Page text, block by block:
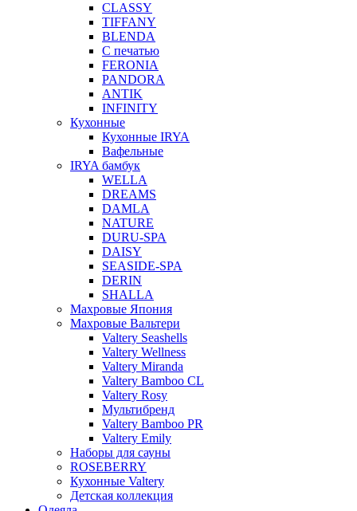
CLASSY
TIFFANY
BLENDA
С печатью
FERONIA
PANDORA
ANTIK
INFINITY
Кухонные
Кухонные IRYA
Вафельные
IRYA бамбук
WELLA
DREAMS
DAMLA
NATURE
DURU-SPA
DAISY
SEASIDE-SPA
DERIN
SHALLA
Махровые Япония
Махровые Вальтери
Valtery Seashells
Valtery Wellness
Valtery Miranda
Valtery Bamboo CL
Valtery Rosy
Мультибренд
Valtery Bamboo PR
Valtery Emily
Наборы для сауны
ROSEBERRY
Кухонные Valtery
Детская коллекция